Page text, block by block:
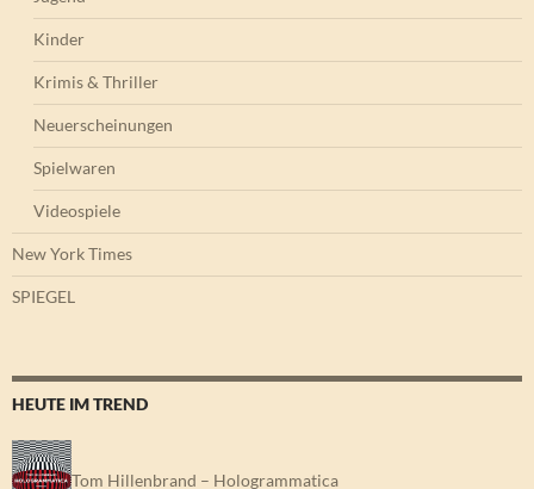
Kinder
Krimis & Thriller
Neuerscheinungen
Spielwaren
Videospiele
New York Times
SPIEGEL
HEUTE IM TREND
Tom Hillenbrand – Hologrammatica